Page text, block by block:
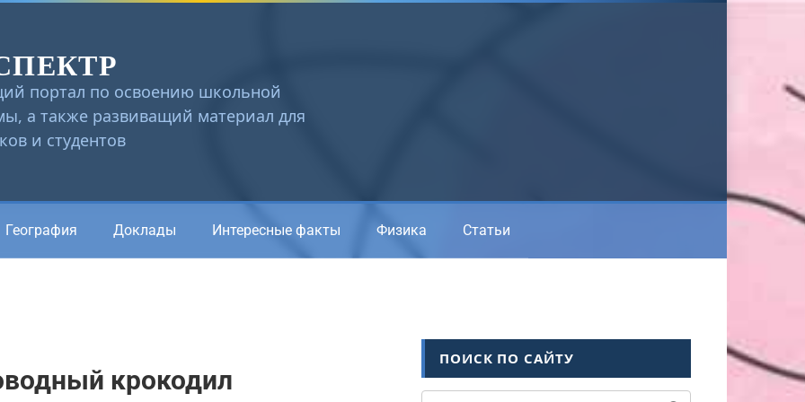
портал по освоению школьной
а также развиващий материал для
и студентов
География Доклады Интересные факты Физика Статьи
крокодил
ПОИСК ПО САЙТУ